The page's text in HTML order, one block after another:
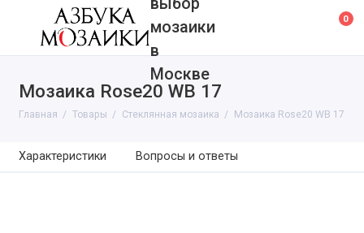
выбор
мозаики
в
Москве
0
Мозаика Rose20 WB 17
Главная Товары Cтеклянная мозаика Мозаика Rose20 WB 17
Характеристики Вопросы и ответы